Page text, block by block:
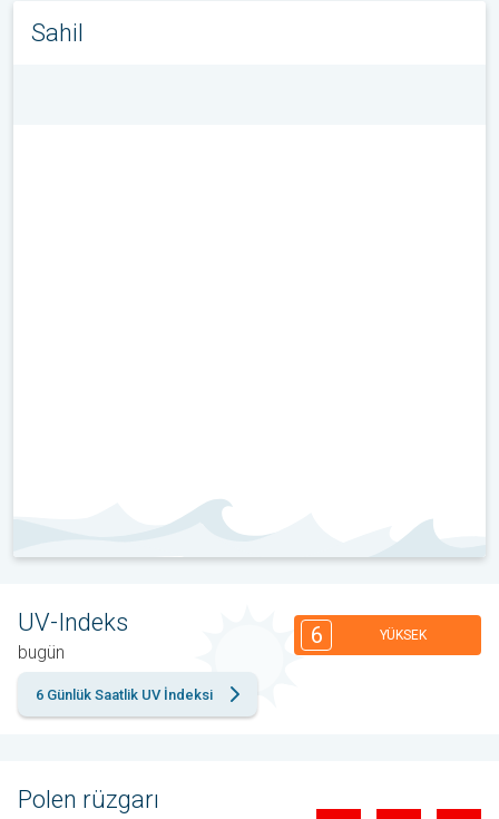
Sahil
UV-Indeks
bugün
6 YÜKSEK
6 Günlük Saatlik UV İndeksi
Polen rüzgarı